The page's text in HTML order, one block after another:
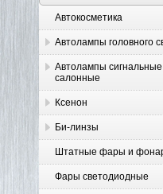
Автокосметика
Автолампы головного
Автолампы сигнальные
салонные
Ксенон
Би-линзы
Штатные фары и
Фары светодиодные